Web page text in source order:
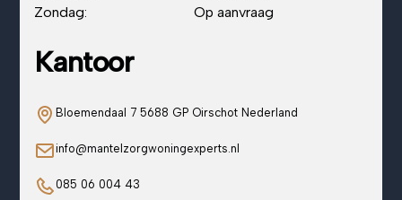
Zondag:
Op aanvraag
Kantoor
Bloemendaal 7 5688 GP Oirschot Nederland
info@mantelzorgwoningexperts.nl
085 06 004 43